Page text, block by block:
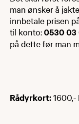
man ønsker å
innbetale prisen
til konto:0530 03
på dette før man
Rådyrkort:1600,-